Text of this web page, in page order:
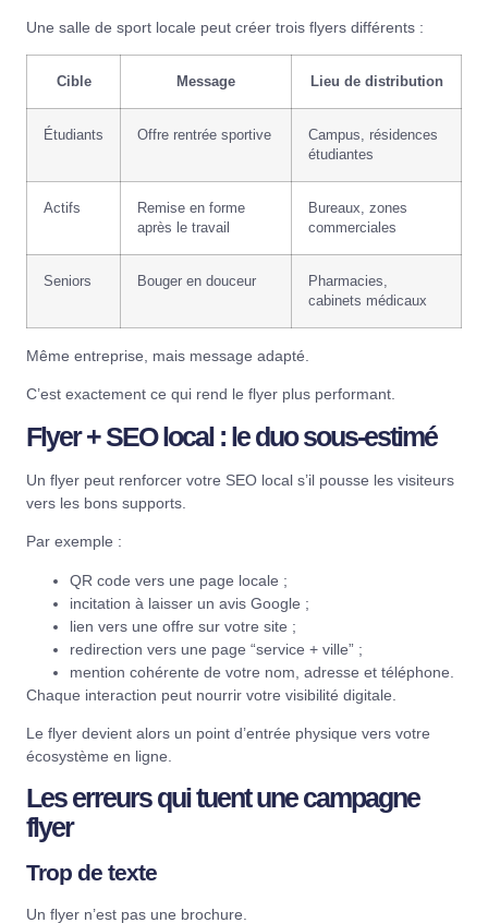
Une salle de sport locale peut créer trois flyers différents :
Cible Message Lieu de distribution
Étudiants Offre rentrée sportive
Campus, résidences
étudiantes
Actifs
Remise en forme
après le travail
Bureaux, zones
commerciales
Seniors Bouger en douceur
Pharmacies,
cabinets médicaux
Même entreprise, mais message adapté.
C’est exactement ce qui rend le flyer plus performant.
Flyer + SEO local : le duo sous-estimé
Un flyer peut renforcer votre SEO local s’il pousse les visiteurs
vers les bons supports.
Par exemple :
QR code vers une page locale ;
incitation à laisser un avis Google ;
lien vers une offre sur votre site ;
redirection vers une page “service + ville” ;
mention cohérente de votre nom, adresse et téléphone.
Chaque interaction peut nourrir votre visibilité digitale.
Le flyer devient alors un point d’entrée physique vers votre
écosystème en ligne.
Les erreurs qui tuent une campagne
flyer
Trop de texte
Un flyer n’est pas une brochure.